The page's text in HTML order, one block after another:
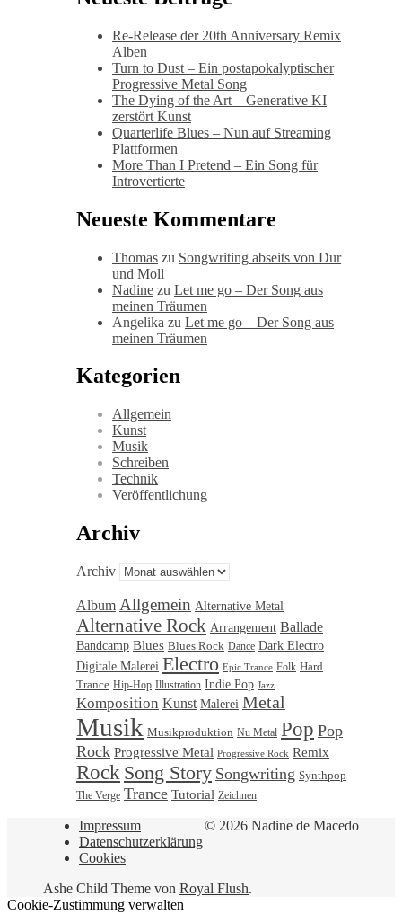
Re-Release der 20th Anniversary Remix
Alben
Turn to Dust – Ein postapokalyptischer
Progressive Metal Song
The Dying of the Art – Generative KI
zerstört Kunst
Quarterlife Blues – Nun auf Streaming
Plattformen
More Than I Pretend – Ein Song für
Introvertierte
Neueste Kommentare
Thomas zu Songwriting abseits von Dur
und Moll
Nadine zu Let me go – Der Song aus
meinen Träumen
Angelika zu Let me go – Der Song aus
meinen Träumen
Kategorien
Allgemein
Kunst
Musik
Schreiben
Technik
Veröffentlichung
Archiv
Archiv
Album Allgemein Alternative Metal
Alternative Rock Arrangement Ballade
Bandcamp Blues Blues Rock Dance Dark Electro
Digitale Malerei Electro Epic Trance Folk Hard
Trance Hip-Hop Illustration Indie Pop Jazz
Komposition Kunst Malerei Metal
Musik Musikproduktion Nu Metal Pop Pop
Rock Progressive Metal Progressive Rock Remix
Rock Song Story Songwriting Synthpop
The Verge Trance Tutorial Zeichnen
© 2026 Nadine de Macedo
Impressum
Datenschutzerklärung
Cookies
Ashe Child Theme von Royal Flush.
Cookie-Zustimmung verwalten